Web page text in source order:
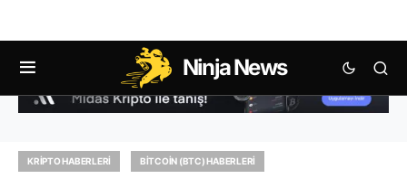
Ninja News
KRIPTO HABERLERI BITCOIN (BTC) HABERLERI